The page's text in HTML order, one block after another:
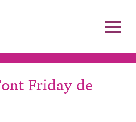
Friday de